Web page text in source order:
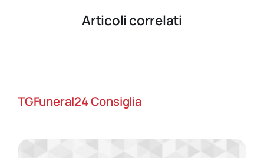
Articoli correlati
TGFuneral24 Consiglia